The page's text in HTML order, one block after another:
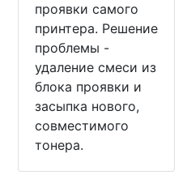
проявки самого
принтера. Решение
проблемы -
удаление смеси из
блока проявки и
засыпка нового,
совместимого
тонера.